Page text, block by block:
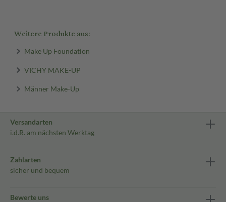
Weitere Produkte aus:
Make Up Foundation
VICHY MAKE-UP
Männer Make-Up
Versandarten
i.d.R. am nächsten Werktag
Zahlarten
sicher und bequem
Bewerte uns